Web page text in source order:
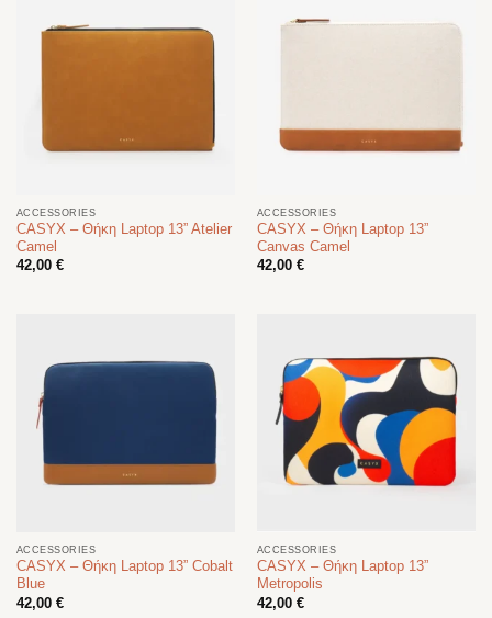
ACCESSORIES
CASYX – Θήκη Laptop 13” Atelier
Camel
42,00 €
ACCESSORIES
CASYX – Θήκη Laptop 13”
Canvas Camel
42,00 €
ACCESSORIES
CASYX – Θήκη Laptop 13” Cobalt
Blue
42,00 €
ACCESSORIES
CASYX – Θήκη Laptop 13”
Metropolis
42,00 €